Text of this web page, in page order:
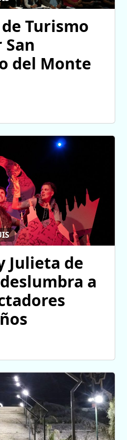
Turismo
San
del Monte
Julieta de
a